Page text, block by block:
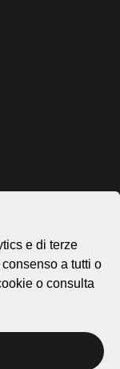
e di terze
a tutti o
o consulta